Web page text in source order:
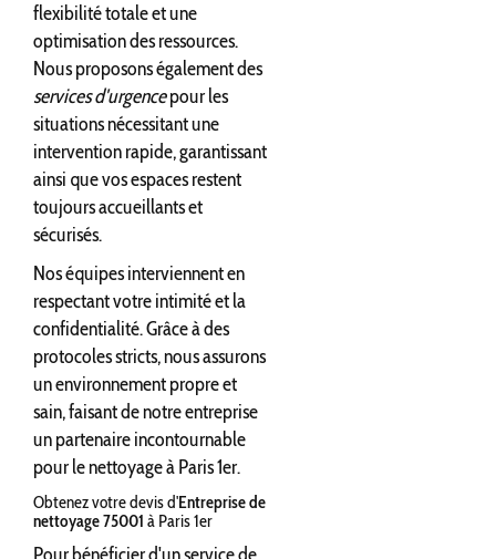
flexibilité totale et une
optimisation des ressources.
Nous proposons également des
services d'urgencepour les
situations nécessitant une
intervention rapide, garantissant
ainsi que vos espaces restent
toujours accueillants et
sécurisés.
Nos équipes interviennent en
respectant votre intimité et la
confidentialité. Grâce à des
protocoles stricts, nous assurons
un environnement propre et
sain, faisant de notre entreprise
un partenaire incontournable
pour le nettoyage à Paris 1er.
Obtenez votre devis d'Entreprise de
nettoyage 75001 à Paris 1er